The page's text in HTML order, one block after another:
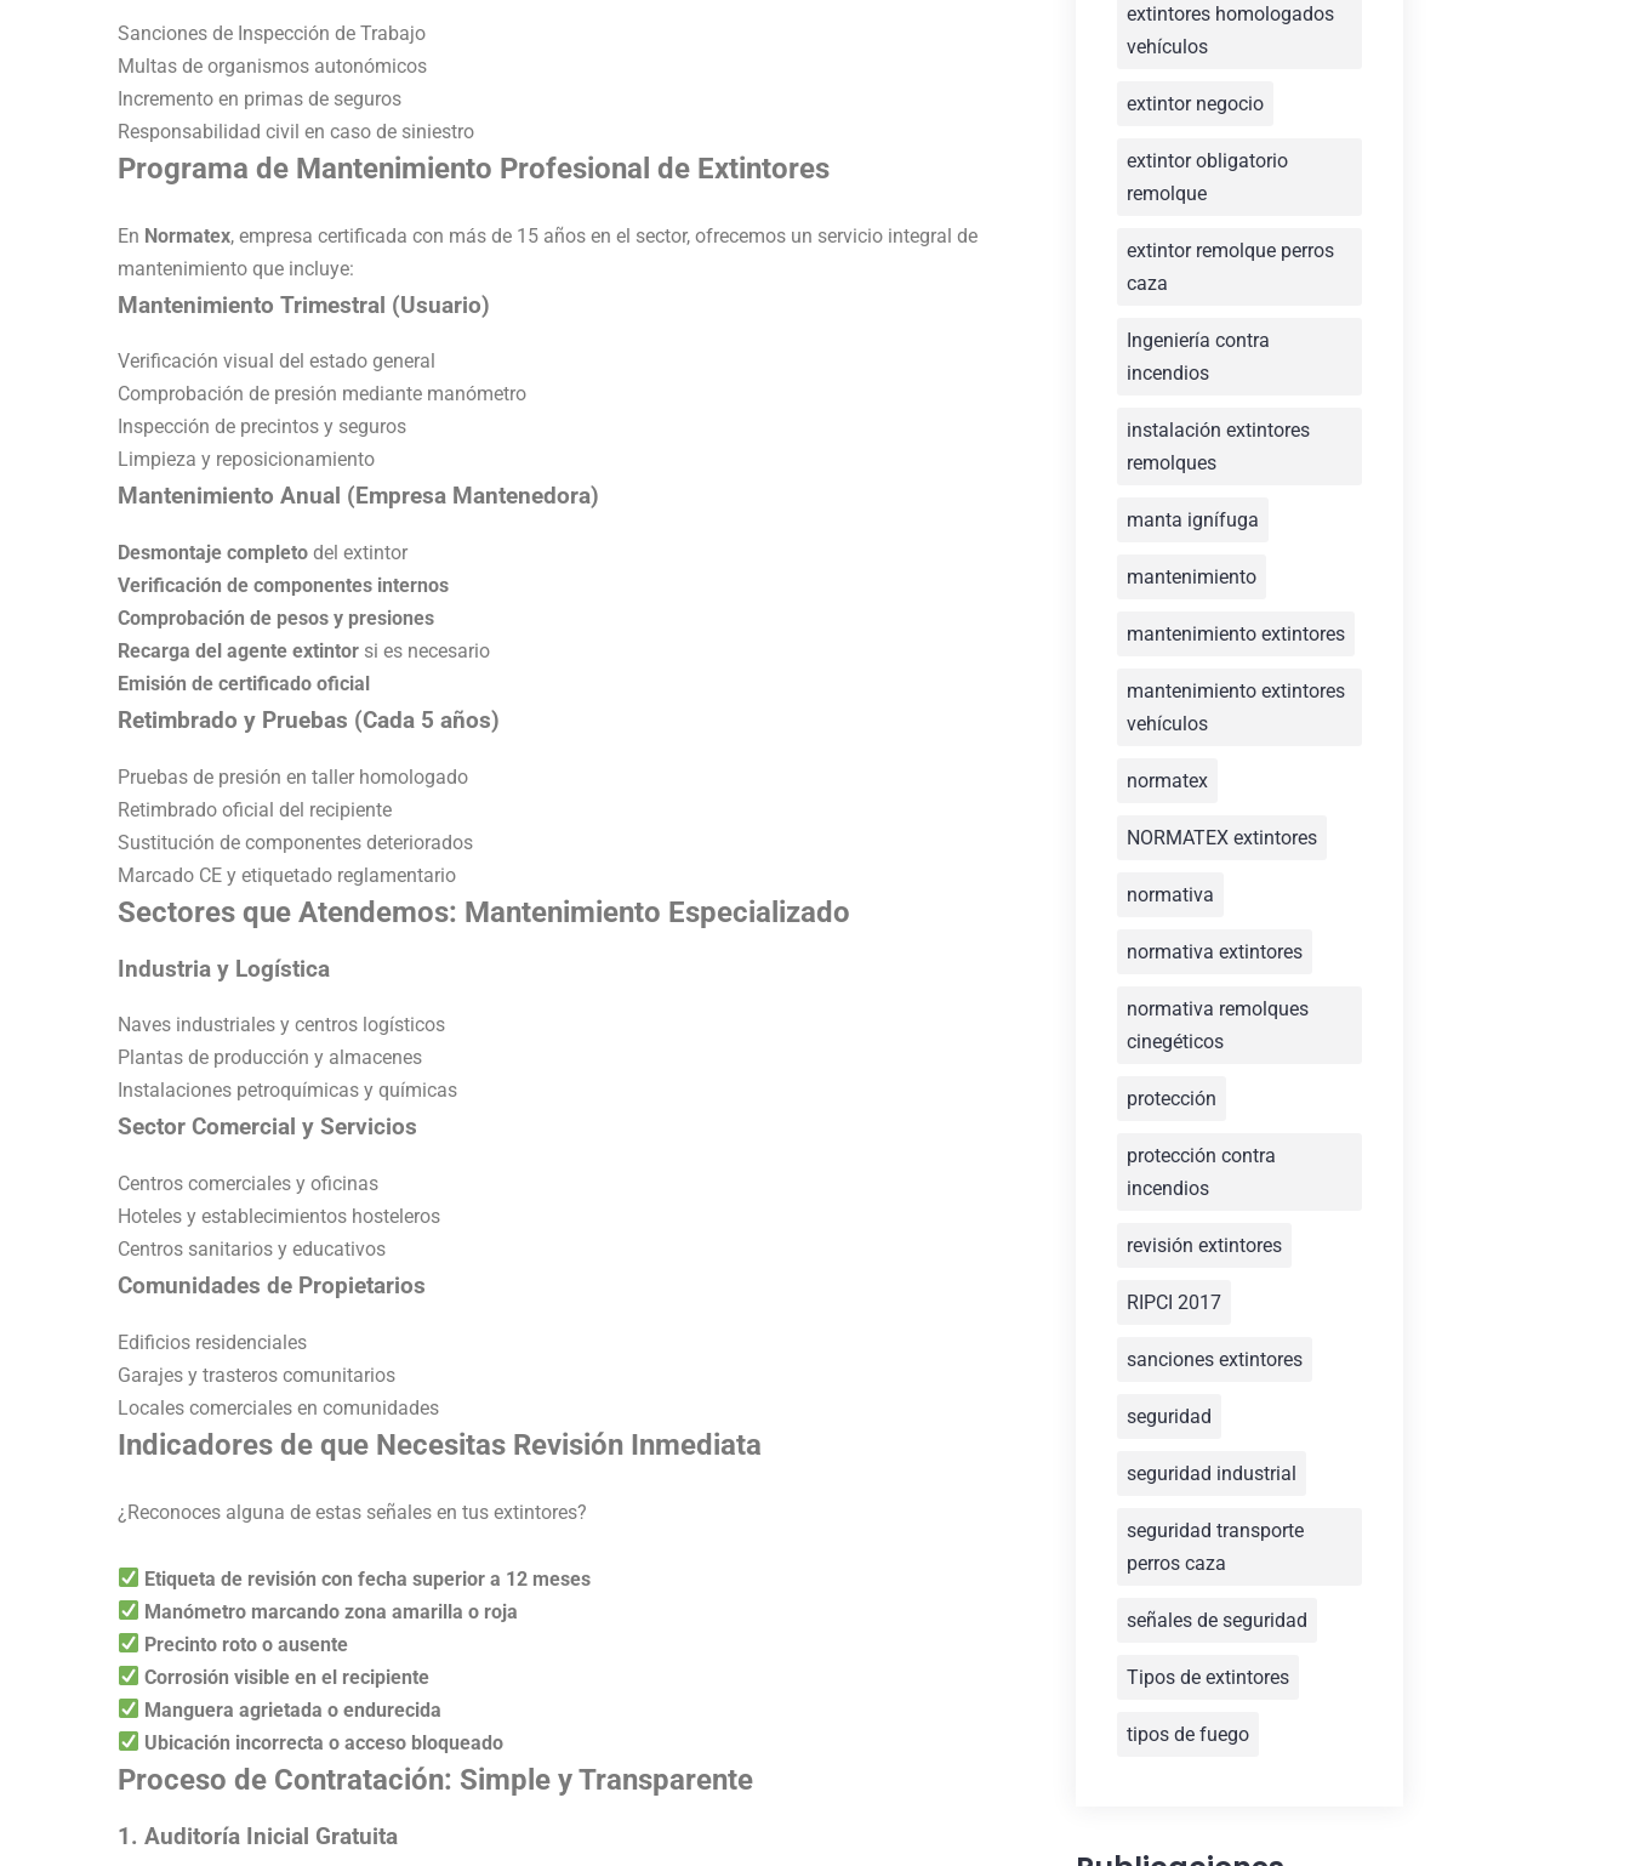
Sanciones de Inspección de Trabajo
Multas de organismos autonómicos
Incremento en primas de seguros
Responsabilidad civil en caso de siniestro
Programa de Mantenimiento Profesional de Extintores
En Normatex, empresa certificada con más de 15 años en el sector, ofrecemos un servicio integral de
mantenimiento que incluye:
Mantenimiento Trimestral (Usuario)
Verificación visual del estado general
Comprobación de presión mediante manómetro
Inspección de precintos y seguros
Limpieza y reposicionamiento
Mantenimiento Anual (Empresa Mantenedora)
Desmontaje completo del extintor
Verificación de componentes internos
Comprobación de pesos y presiones
Recarga del agente extintor si es necesario
Emisión de certificado oficial
Retimbrado y Pruebas (Cada 5 años)
Pruebas de presión en taller homologado
Retimbrado oficial del recipiente
Sustitución de componentes deteriorados
Marcado CE y etiquetado reglamentario
Sectores que Atendemos: Mantenimiento Especializado
Industria y Logística
Naves industriales y centros logísticos
Plantas de producción y almacenes
Instalaciones petroquímicas y químicas
Sector Comercial y Servicios
Centros comerciales y oficinas
Hoteles y establecimientos hosteleros
Centros sanitarios y educativos
Comunidades de Propietarios
Edificios residenciales
Garajes y trasteros comunitarios
Locales comerciales en comunidades
Indicadores de que Necesitas Revisión Inmediata
¿Reconoces alguna de estas señales en tus extintores?
Etiqueta de revisión con fecha superior a 12 meses
Manómetro marcando zona amarilla o roja
Precinto roto o ausente
Corrosión visible en el recipiente
Manguera agrietada o endurecida
Ubicación incorrecta o acceso bloqueado
Proceso de Contratación: Simple y Transparente
1. Auditoría Inicial Gratuita
extintores homologados
vehículos
extintor negocio
extintor obligatorio
remolque
extintor remolque perros
caza
Ingeniería contra
incendios
instalación extintores
remolques
manta ignífuga
mantenimiento
mantenimiento extintores
mantenimiento extintores
vehículos
normatex
NORMATEX extintores
normativa
normativa extintores
normativa remolques
cinegéticos
protección
protección contra
incendios
revisión extintores
RIPCI 2017
sanciones extintores
seguridad
seguridad industrial
seguridad transporte
perros caza
señales de seguridad
Tipos de extintores
tipos de fuego